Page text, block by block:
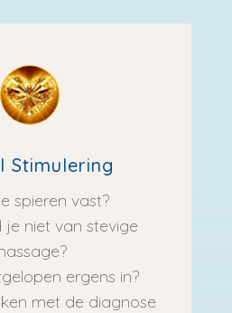
Stimulering
spieren vast?
je niet van stevige
ergens in?
met de diagnose